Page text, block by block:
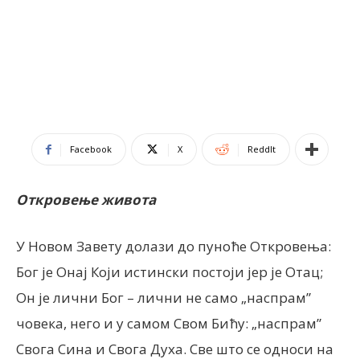
Facebook X ReddIt
Откровење живота
У Новом Завету долази до пуноће Откровења:
Бог је Онај Који истински постоји јер је Отац;
Он је лични Бог – лични не само „наспрам”
човека, него и у самом Свом Бићу: „наспрам”
Свога Сина и Свога Духа. Све што се односи на